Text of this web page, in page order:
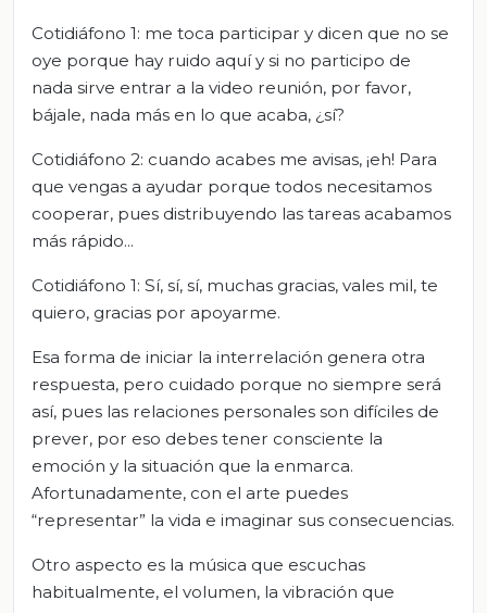
Cotidiáfono 1: me toca participar y dicen que no se
oye porque hay ruido aquí y si no participo de
nada sirve entrar a la video reunión, por favor,
bájale, nada más en lo que acaba, ¿sí?
Cotidiáfono 2: cuando acabes me avisas, ¡eh! Para
que vengas a ayudar porque todos necesitamos
cooperar, pues distribuyendo las tareas acabamos
más rápido...
Cotidiáfono 1: Sí, sí, sí, muchas gracias, vales mil, te
quiero, gracias por apoyarme.
Esa forma de iniciar la interrelación genera otra
respuesta, pero cuidado porque no siempre será
así, pues las relaciones personales son difíciles de
prever, por eso debes tener consciente la
emoción y la situación que la enmarca.
Afortunadamente, con el arte puedes
“representar” la vida e imaginar sus consecuencias.
Otro aspecto es la música que escuchas
habitualmente, el volumen, la vibración que